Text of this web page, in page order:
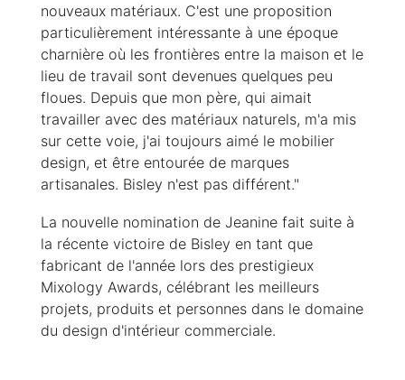
nouveaux matériaux. C'est une proposition
particulièrement intéressante à une époque
charnière où les frontières entre la maison et le
lieu de travail sont devenues quelques peu
floues. Depuis que mon père, qui aimait
travailler avec des matériaux naturels, m'a mis
sur cette voie, j'ai toujours aimé le mobilier
design, et être entourée de marques
artisanales. Bisley n'est pas différent."
La nouvelle nomination de Jeanine fait suite à
la récente victoire de Bisley en tant que
fabricant de l'année lors des prestigieux
Mixology Awards, célébrant les meilleurs
projets, produits et personnes dans le domaine
du design d'intérieur commerciale.